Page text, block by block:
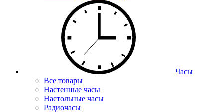
Часы
Все товары
Настенные часы
Настольные часы
Радиочасы